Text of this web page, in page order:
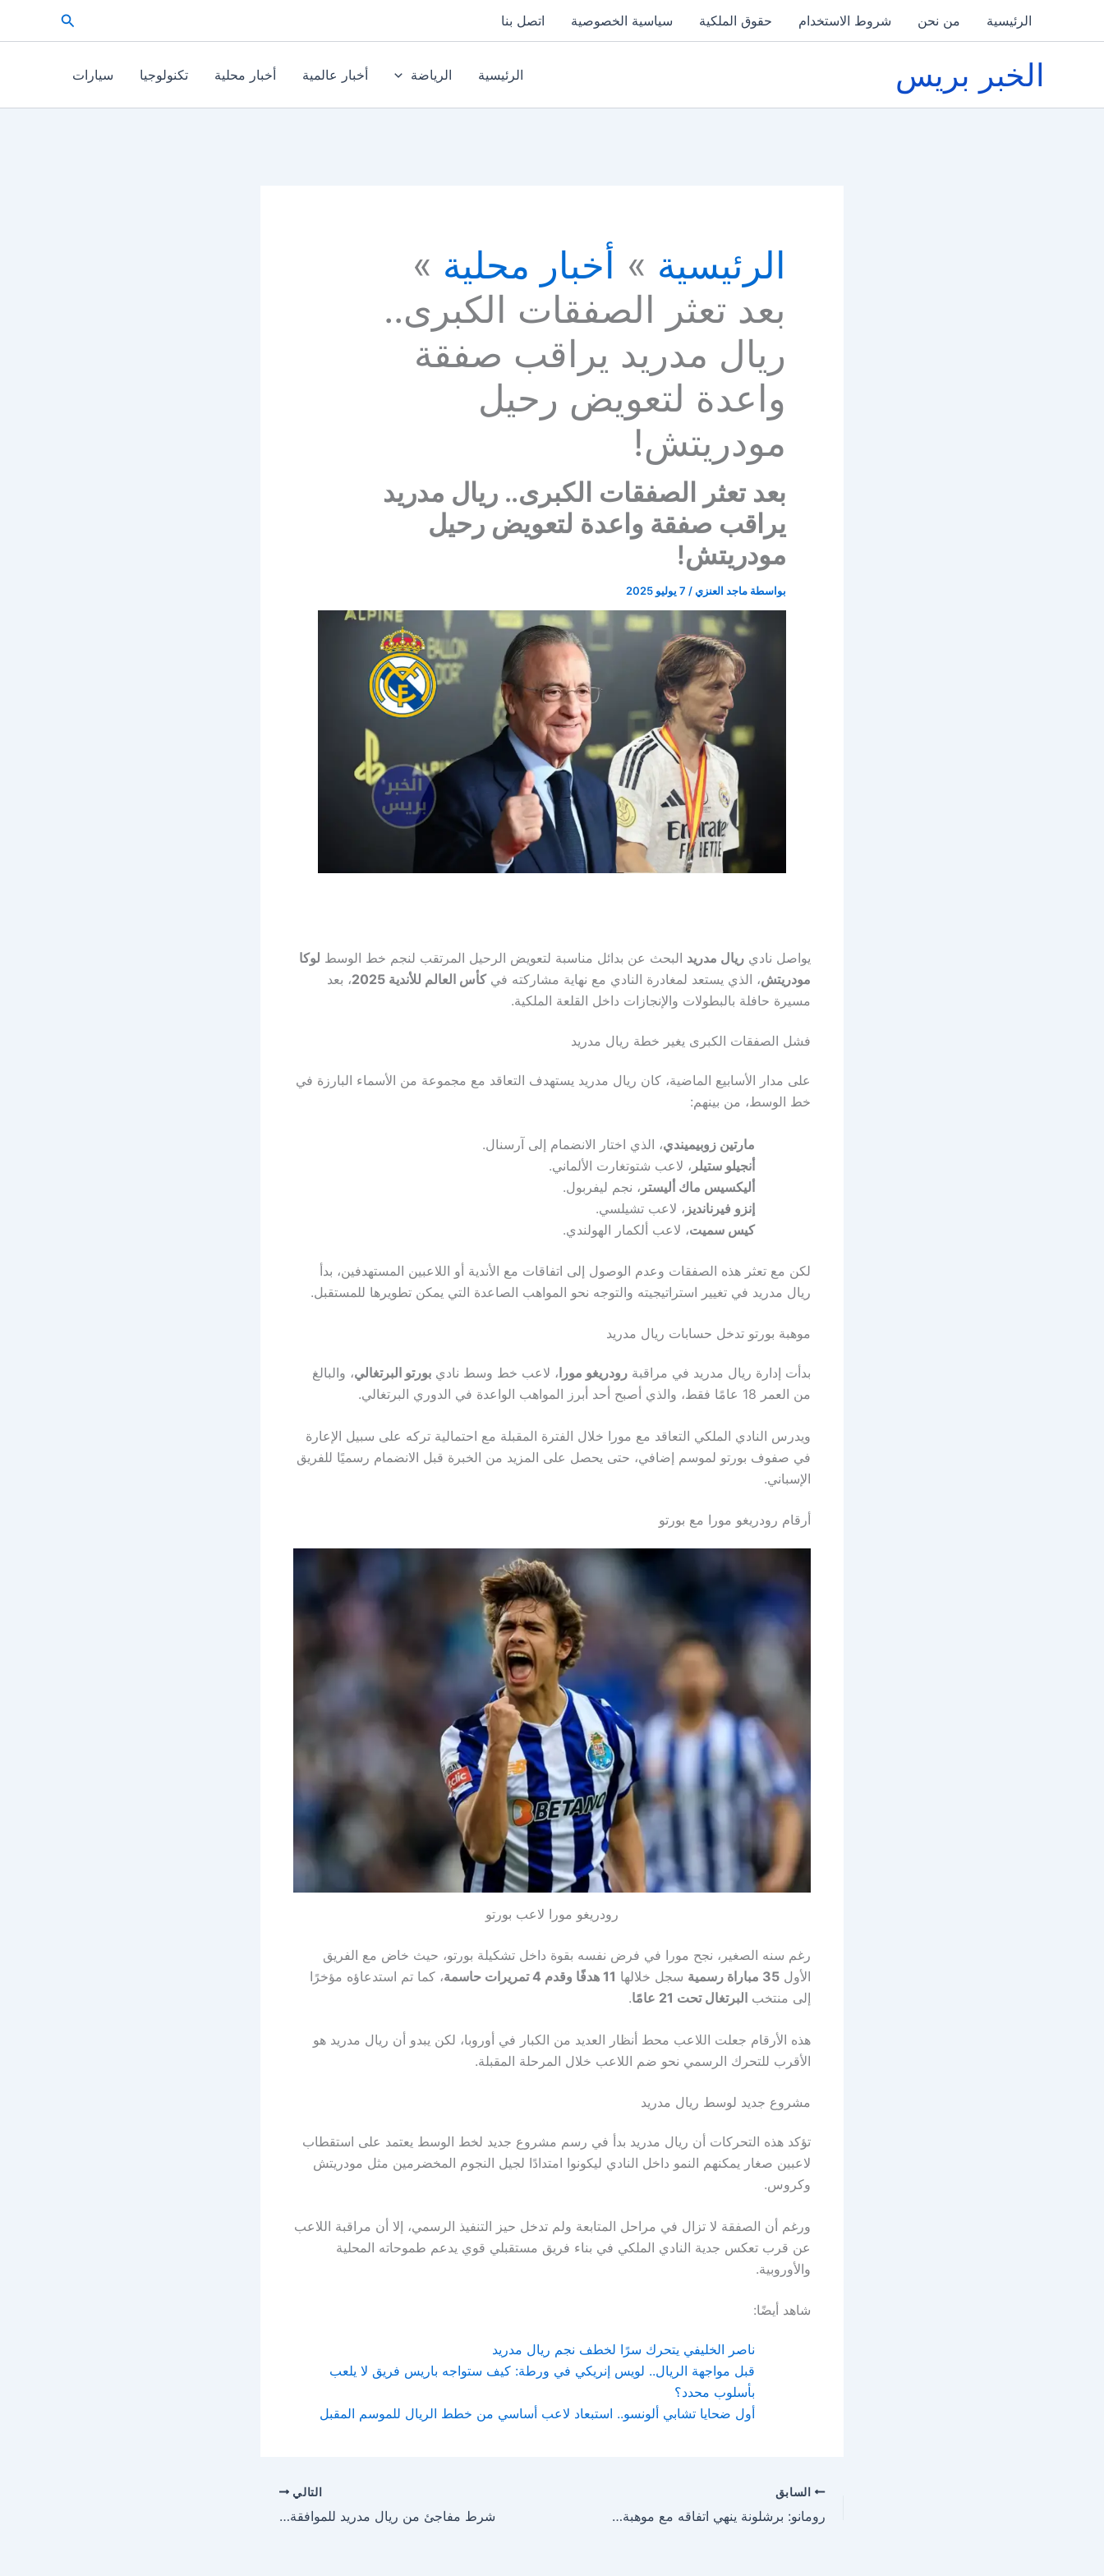
الرئيسية من نحن شروط الاستخدام حقوق الملكية سياسية الخصوصية اتصل بنا البحث
الخبر بريس الرئيسية الرياضة أخبار عالمية أخبار محلية تكنولوجيا سيارات
الرئيسية
أخبار محلية
بعد تعثر الصفقات الكبرى..
ريال مدريد يراقب صفقة
واعدة لتعويض رحيل
مودريتش!
بعد تعثر الصفقات الكبرى.. ريال مدريد
يراقب صفقة واعدة لتعويض رحيل
مودريتش!
بواسطة ماجد العنزي/ 7 يوليو 2025
يواصل نادي ريال مدريد البحث عن بدائل مناسبة لتعويض الرحيل المرتقب لنجم خط الوسط لوكا
مودريتش، الذي يستعد لمغادرة النادي مع نهاية مشاركته فيكأس العالم للأندية 2025
، بعد
مسيرة حافلة بالبطولات والإنجازات داخل القلعة الملكية.
فشل الصفقات الكبرى يغير خطة ريال مدريد
على مدار الأسابيع الماضية، كان ريال مدريد يستهدف التعاقد مع مجموعة من الأسماء البارزة في
خط الوسط، من بينهم:
مارتين زوبيميندي، الذي اختار الانضمام إلى آرسنال.
أنجيلو ستيلر ، لاعب شتوتغارت الألماني.
أليكسيس ماك أليستر ، نجم ليفربول.
إنزو فيرنانديز ، لاعب تشيلسي.
كيس سميت، لاعب ألكمار الهولندي.
لكن مع تعثر هذه الصفقات وعدم الوصول إلى اتفاقات مع الأندية أو اللاعبين المستهدفين، بدأ
ريال مدريد في تغيير استراتيجيته والتوجه نحو المواهب الصاعدة التي يمكن تطويرها للمستقبل.
موهبة بورتو تدخل حسابات ريال مدريد
بدأت إدارة ريال مدريد في مراقبة رودريغو مورا، لاعب خط وسط نادي بورتو البرتغالي، والبالغ
من العمر 18 عامًا فقط، والذي أصبح أحد أبرز المواهب الواعدة في الدوري البرتغالي.
ويدرس النادي الملكي التعاقد مع مورا خلال الفترة المقبلة مع احتمالية تركه على سبيل الإعارة
في صفوف بورتو لموسم إضافي، حتى يحصل على المزيد من الخبرة قبل الانضمام رسميًا للفريق
الإسباني.
أرقام رودريغو مورا مع بورتو
رودريغو مورا لاعب بورتو
رغم سنه الصغير، نجح مورا في فرض نفسه بقوة داخل تشكيلة بورتو، حيث خاض مع الفريق
الأول 35 مباراة رسمية سجل خلالها 11 هدفًا وقدم 4 تمريرات حاسمة
، كما تم استدعاؤه مؤخرًا
إلى منتخب البرتغال تحت 21 عامًا .
هذه الأرقام جعلت اللاعب محط أنظار العديد من الكبار في أوروبا، لكن يبدو أن ريال مدريد هو
الأقرب للتحرك الرسمي نحو ضم اللاعب خلال المرحلة المقبلة.
مشروع جديد لوسط ريال مدريد
تؤكد هذه التحركات أن ريال مدريد بدأ في رسم مشروع جديد لخط الوسط يعتمد على استقطاب
لاعبين صغار يمكنهم النمو داخل النادي ليكونوا امتدادًا لجيل النجوم المخضرمين مثل مودريتش
وكروس.
ورغم أن الصفقة لا تزال في مراحل المتابعة ولم تدخل حيز التنفيذ الرسمي، إلا أن مراقبة اللاعب
عن قرب تعكس جدية النادي الملكي في بناء فريق مستقبلي قوي يدعم طموحاته المحلية
والأوروبية.
شاهد أيضًا:
ناصر الخليفي يتحرك سرًا لخطف نجم ريال مدريد
قبل مواجهة الريال.. لويس إنريكي في ورطة: كيف ستواجه باريس فريق لا يلعب
بأسلوب محدد؟
أول ضحايا تشابي ألونسو.. استبعاد لاعب أساسي من خطط الريال للموسم المقبل
السابق
رومانو: برشلونة ينهي اتفاقه مع موهبة أوروبية بسرية تامة!
التالي
شرط مفاجئ من ريال مدريد للموافقة على رحيل رودريغو إلى باريس سان جيرمان!